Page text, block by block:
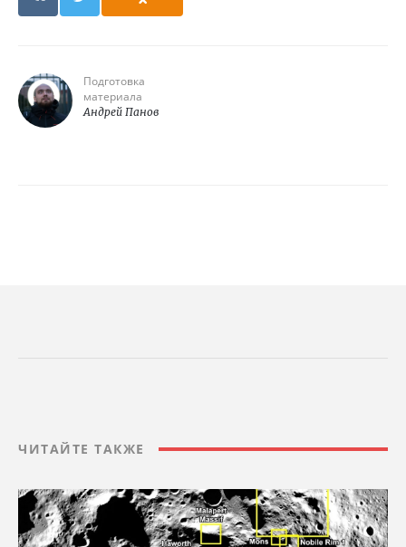
Подготовка
материала
Андрей Панов
ЧИТАЙТЕ ТАКЖЕ